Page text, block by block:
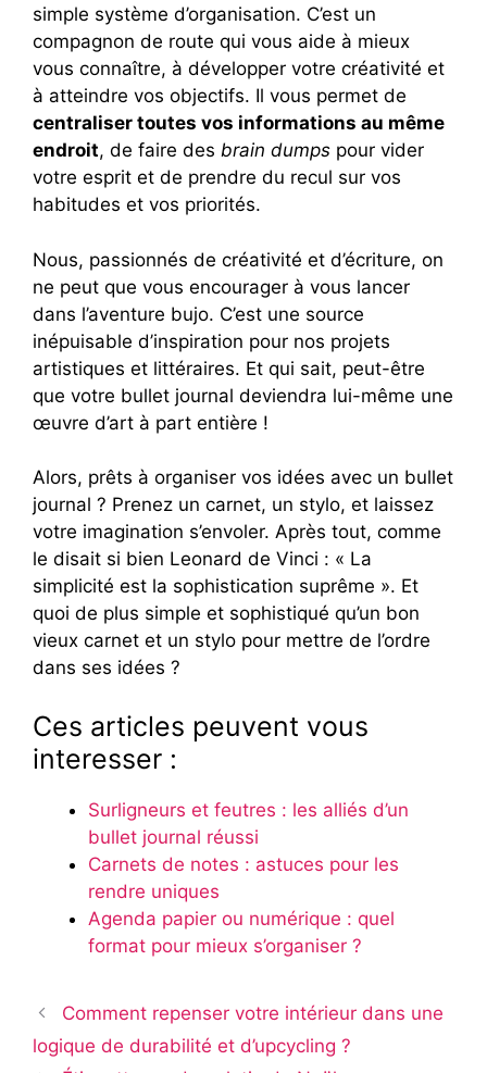
simple système d’organisation. C’est un
compagnon de route qui vous aide à mieux
vous connaître, à développer votre créativité et
à atteindre vos objectifs. Il vous permet de
centraliser toutes vos informations au même
endroit, de faire des brain dumps pour vider
votre esprit et de prendre du recul sur vos
habitudes et vos priorités.
Nous, passionnés de créativité et d’écriture, on
ne peut que vous encourager à vous lancer
dans l’aventure bujo. C’est une source
inépuisable d’inspiration pour nos projets
artistiques et littéraires. Et qui sait, peut-être
que votre bullet journal deviendra lui-même une
œuvre d’art à part entière !
Alors, prêts à organiser vos idées avec un bullet
journal ? Prenez un carnet, un stylo, et laissez
votre imagination s’envoler. Après tout, comme
le disait si bien Leonard de Vinci : « La
simplicité est la sophistication suprême ». Et
quoi de plus simple et sophistiqué qu’un bon
vieux carnet et un stylo pour mettre de l’ordre
dans ses idées ?
Ces articles peuvent vous
interesser :
Surligneurs et feutres : les alliés d’un
bullet journal réussi
Carnets de notes : astuces pour les
rendre uniques
Agenda papier ou numérique : quel
format pour mieux s’organiser ?
Comment repenser votre intérieur dans une
logique de durabilité et d’upcycling ?